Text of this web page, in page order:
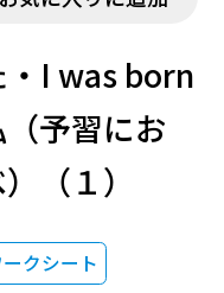
I was born
予習にお
（１）
クシート